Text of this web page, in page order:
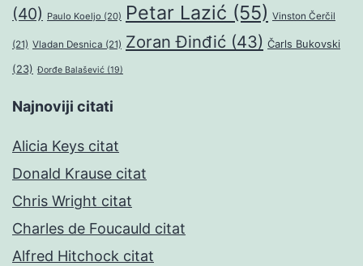
(40) Paulo Koeljo (20) Petar Lazić (55) Vinston Čerčil
(21) Vladan Desnica (21) Zoran Đinđić (43) Čarls Bukovski
(23) Đorđe Balašević (19)
Najnoviji citati
Alicia Keys citat
Donald Krause citat
Chris Wright citat
Charles de Foucauld citat
Alfred Hitchock citat